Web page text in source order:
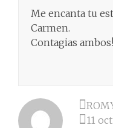
Me encanta tu
Carmen.
Contagias
11